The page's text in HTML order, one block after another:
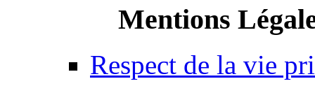
Mentions
Respect de la vie